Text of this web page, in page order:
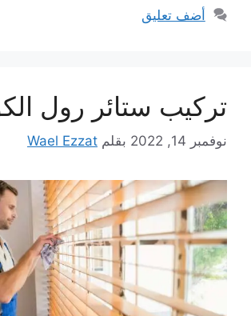
أضف تعليق
تركيب ستائر رول
نوفمبر 14, 2022 بقلم Wael Ezzat